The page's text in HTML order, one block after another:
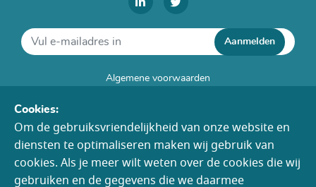
Aanmelden
Algemene voorwaarden
Colofon
Toegankelijkheid
Cookies:
Om de gebruiksvriendelijkheid van onze website en
diensten te optimaliseren maken wij gebruik van
cookies. Als je meer wilt weten over de cookies die wij
gebruiken en de gegevens die we daarmee